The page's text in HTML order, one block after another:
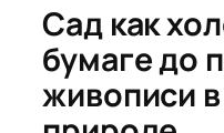
Сад как
бумаге до
живописи